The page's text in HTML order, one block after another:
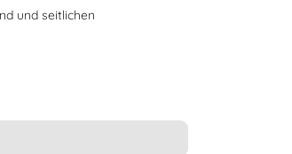
und seitlichen